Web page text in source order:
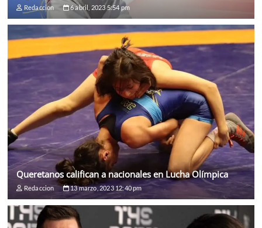
Redaccion 6 abril, 2023 5:54 pm
Queretanos califican a nacionales en Lucha Olímpica
Redaccion 13 marzo, 2023 12:40 pm